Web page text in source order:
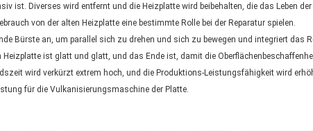
ist. Diverses wird entfernt und die Heizplatte wird beibehalten, die das Leben
von der alten Heizplatte eine bestimmte Rolle bei der Reparatur spielen.
Bürste an, um parallel sich zu drehen und sich zu bewegen und integriert das
Heizplatte ist glatt und glatt, und das Ende ist, damit die
wird verkürzt extrem hoch, und die Produktions-Leistungsfähigkeit wird
für die Vulkanisierungsmaschine der Platte.